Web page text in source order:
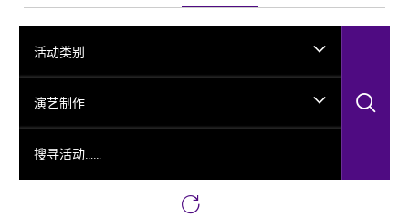
威、古力加娜提·沙塔尔、付阳雪，多媒体设计胡天骥，
灯光设计刘钊，造型设计徐彬，道具设计雷鹏等诸多国
内艺术家。舞剧以新疆艺术剧院歌舞团和新疆师范大学
的青年舞者为班底，携手国内优秀青年舞蹈艺术家共同
出演。
活动类别
演艺制作